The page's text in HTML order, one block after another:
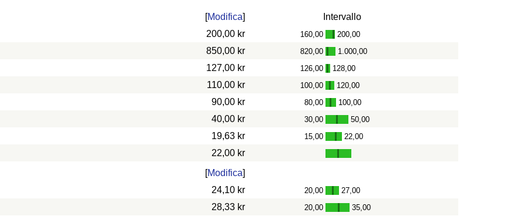
[Modifica]
Intervallo
200,00 kr 160,00 - 200,00
850,00 kr 820,00 - 1.000,00
127,00 kr 126,00 - 128,00
110,00 kr 100,00 - 120,00
90,00 kr 80,00 - 100,00
40,00 kr 30,00 - 50,00
19,63 kr 15,00 - 22,00
22,00 kr
[Modifica]
24,10 kr 20,00 - 27,00
28,33 kr 20,00 - 35,00